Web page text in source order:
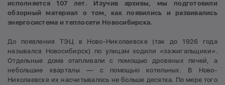
исполняется 107 лет. Изучив архивы, мы подготовили
обзорный материал о том, как появились и развивались
энергосистема и теплосети Новосибирска.
До появления ТЭЦ в Ново-Николаевске (так до 1926 года
назывался Новосибирск) по улицам ходили «зажигальщики».
Отдельные дома отапливали с помощью дровяных печей, а
небольшие кварталы — с помощью котельных. В Ново-
Николаевске их насчитывалось не больше десятка. По мере того